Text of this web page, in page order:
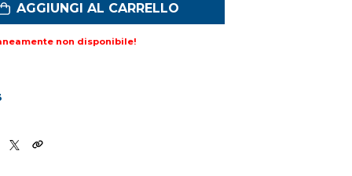
AGGIUNGI AL CARRELLO
non disponibile!